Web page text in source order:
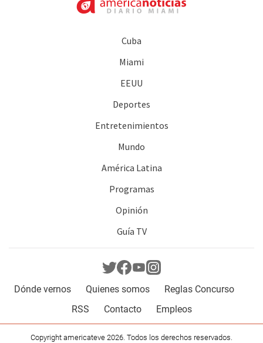
Cuba
Miami
EEUU
Deportes
Entretenimientos
Mundo
América Latina
Programas
Opinión
Guía TV
Dónde vernos Quienes somos
Reglas Concurso
RSS
Contacto Empleos
Copyright americateve 2026. Todos los derechos reservados.